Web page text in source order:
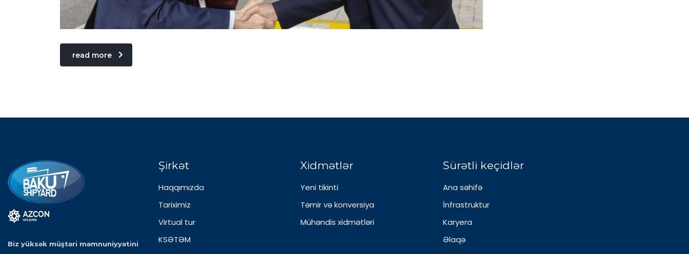
read more
Biz yüksək müştəri məmnuniyyətini
Şirkət
Haqqımızda
Tariximiz
Virtual tur
KSƏTƏM
Xidmətlər
Yeni tikinti
Təmir və konversiya
Mühəndis xidmətləri
Sürətli keçidlər
Ana səhifə
İnfrastruktur
Karyera
Əlaqə